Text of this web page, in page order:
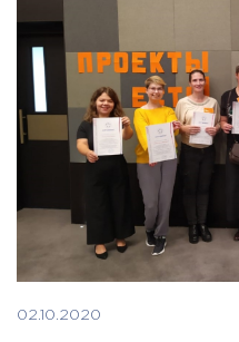
02.10.2020